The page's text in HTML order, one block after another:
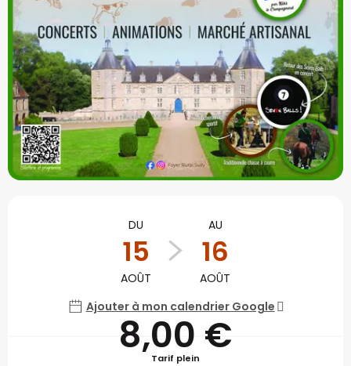
Ouverture et
DU
15
AOÛT
AU
16
AOÛT
Ajouter à mon calendrier Google
8,00 €
Tarif plein